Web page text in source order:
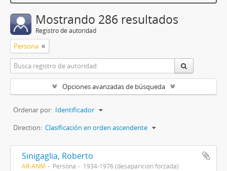
Mostrando 286 resultados
Registro de autoridad
Persona
Opciones avanzadas de búsqueda
Ordenar por: Identificador
Direction: Clasificación en orden ascendente
Sinigaglia, Roberto
AR-ANM Persona 1934-1976 (desaparición forzada)